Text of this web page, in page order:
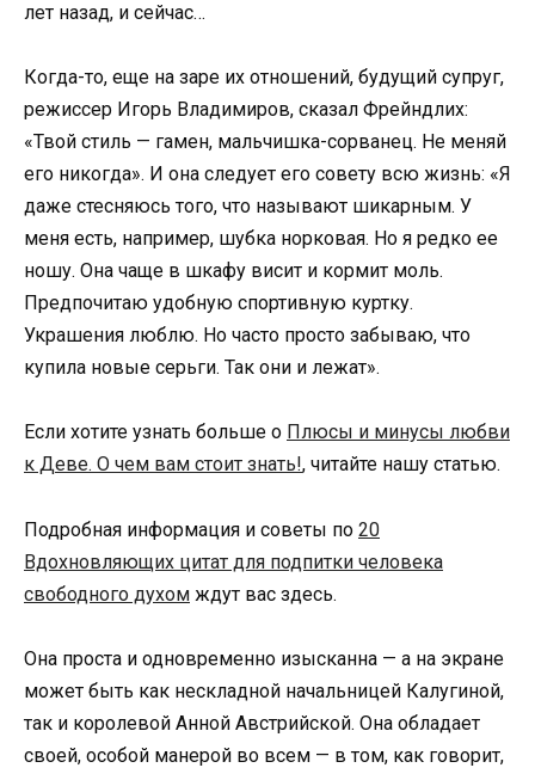
лет назад, и сейчас…
Когда-то, еще на заре их отношений, будущий супруг,
режиссер Игорь Владимиров, сказал Фрейндлих:
«Твой стиль — гамен, мальчишка-сорванец. Не меняй
его никогда». И она следует его совету всю жизнь: «Я
даже стесняюсь того, что называют шикарным. У
меня есть, например, шубка норковая. Но я редко ее
ношу. Она чаще в шкафу висит и кормит моль.
Предпочитаю удобную спортивную куртку.
Украшения люблю. Но часто просто забываю, что
купила новые серьги. Так они и лежат».
Если хотите узнать больше о Плюсы и минусы любви
к Деве. О чем вам стоит знать!, читайте нашу статью.
Подробная информация и советы по 20
Вдохновляющих цитат для подпитки человека
свободного духом ждут вас здесь.
Она проста и одновременно изысканна — а на экране
может быть как нескладной начальницей Калугиной,
так и королевой Анной Австрийской. Она обладает
своей, особой манерой во всем — в том, как говорит,